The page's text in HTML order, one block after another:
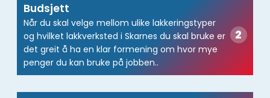
Budsjett
Når du skal velge mellom ulike lakkeringstyper
og hvilket lakkverksted i Skarnes du skal bruke er
det greit å ha en klar formening om hvor mye
penger du kan bruke på jobben..